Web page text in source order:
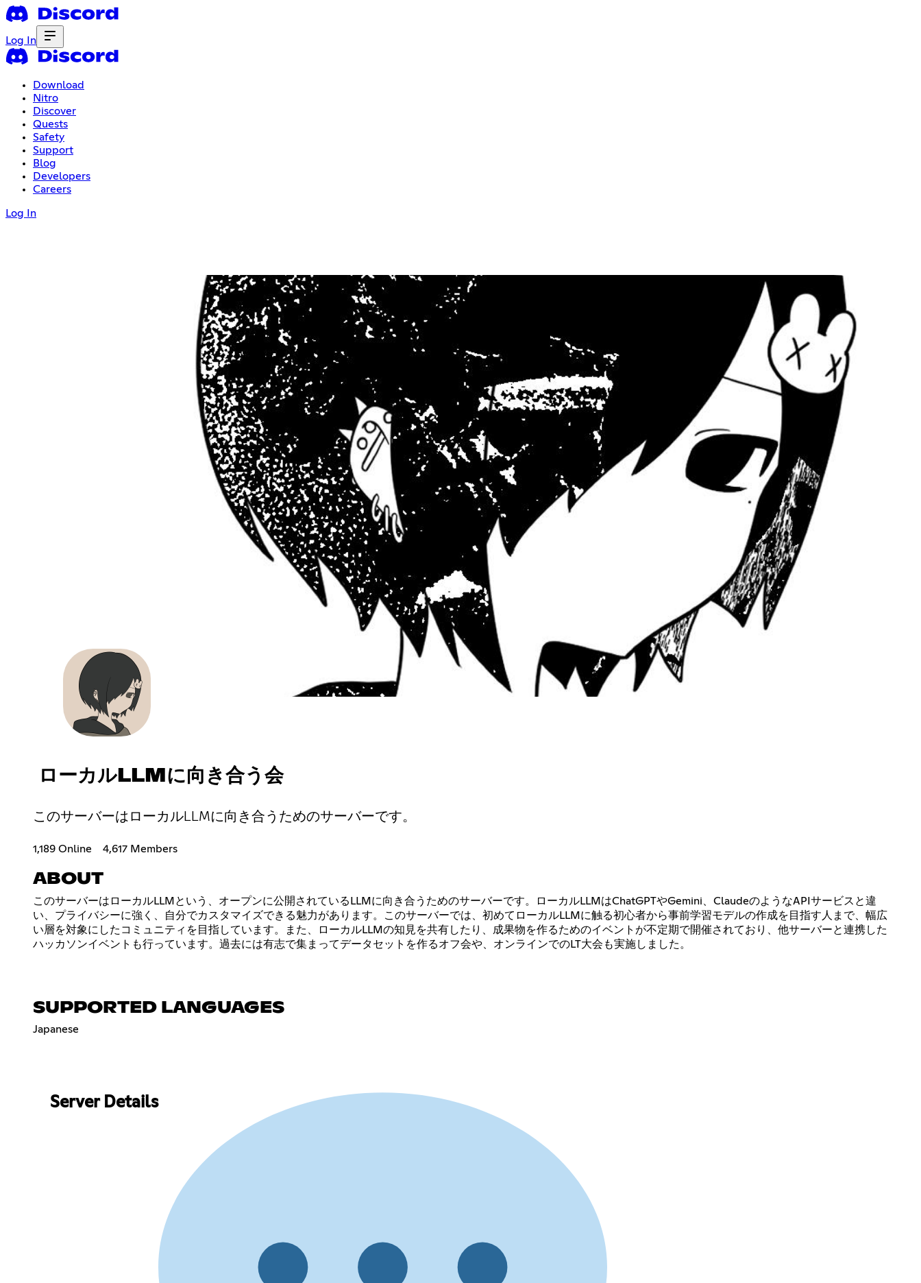
Log In
Download
Nitro
Discover
Quests
Safety
Support
Blog
Developers
Careers
Log In
ローカルLLMに向き合う会
このサーバーはローカルLLMに向き合うためのサーバーです。
1,189 Online 4,617 Members
ABOUT
このサーバーはローカルLLMという、オープンに公開されているLLMに向き合うためのサーバーです。ローカルLLMはChatGPTやGemini、ClaudeのようなAPIサービスと違
い、プライバシーに強く、自分でカスタマイズできる魅力があります。このサーバーでは、初めてローカルLLMに触る初心者から事前学習モデルの作成を目指す人まで、幅広
い層を対象にしたコミュニティを目指しています。また、ローカルLLMの知見を共有したり、成果物を作るためのイベントが不定期で開催されており、他サーバーと連携した
ハッカソンイベントも行っています。過去には有志で集まってデータセットを作るオフ会や、オンラインでのLT大会も実施しました。
SUPPORTED LANGUAGES
Japanese
Server Details